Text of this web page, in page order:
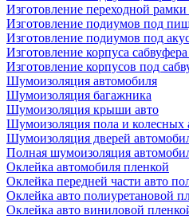
Изготовление переходной
Изготовление подиумов под
Изготовление подиумов под
Изготовление корпуса
Изготовление корпусов под
Шумоизоляция автомобиля
Шумоизоляция багажника
Шумоизоляция крыши авто
Шумоизоляция пола и колесных
Шумоизоляция дверей
Полная шумоизоляция
Оклейка автомобиля пленкой
Оклейка передней части авто
Оклейка авто полиуретановой
Оклейка авто виниловой